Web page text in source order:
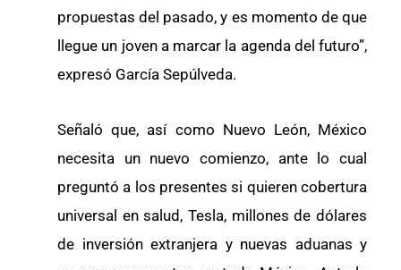
propuestas del pasado, y es momento de que
llegue un joven a marcar la agenda del futuro”,
expresó García Sepúlveda.
Señaló que, así como Nuevo León, México
necesita un nuevo comienzo, ante lo cual
preguntó a los presentes si quieren cobertura
universal en salud, Tesla, millones de dólares
de inversión extranjera y nuevas aduanas y